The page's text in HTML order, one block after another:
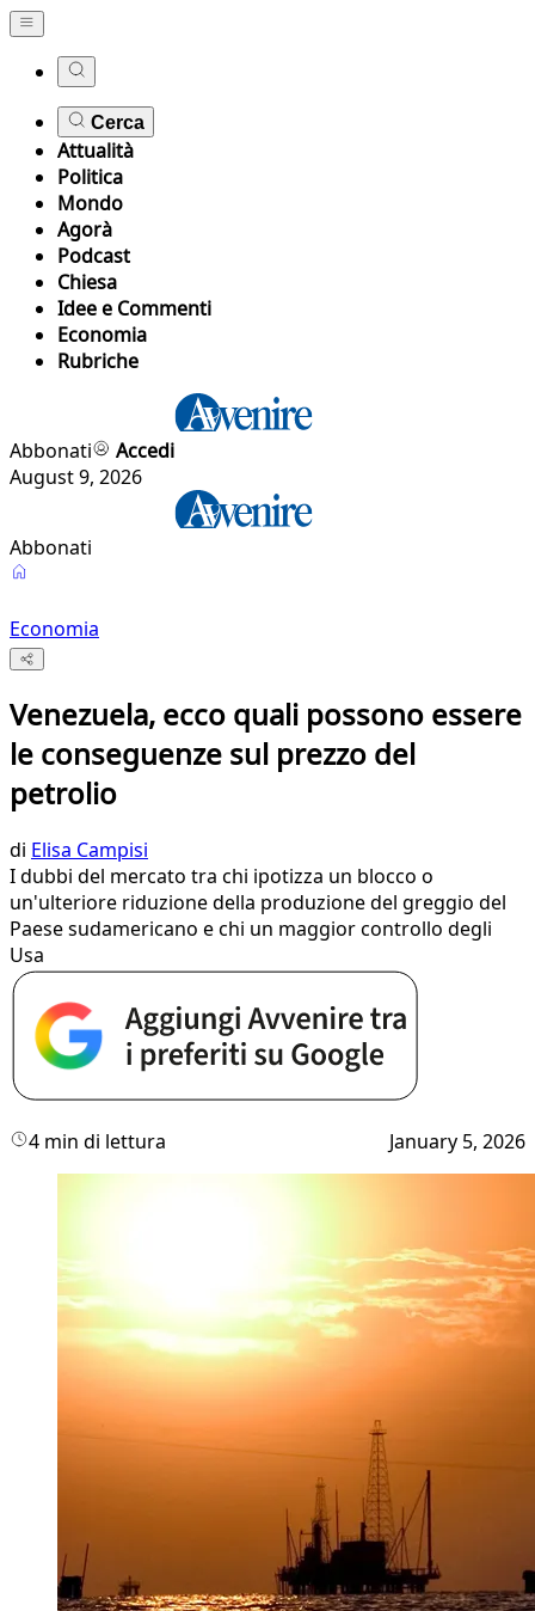
Cerca
Attualità
Politica
Mondo
Agorà
Podcast
Chiesa
Idee e Commenti
Economia
Rubriche
Abbonati
Accedi
August 9, 2026
Abbonati
Economia
Venezuela, ecco quali possono essere
le conseguenze sul prezzo del
petrolio
di Elisa Campisi
I dubbi del mercato tra chi ipotizza un blocco o
un'ulteriore riduzione della produzione del greggio del
Paese sudamericano e chi un maggior controllo degli
Usa
4 min di lettura January 5, 2026